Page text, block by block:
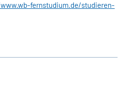
fernstudium.de/studieren-